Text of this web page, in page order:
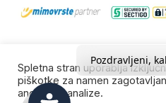
Blagovne znamke so last njihovih
Spletna stran uporablja
piškotke za namen
anonimne analize.
Pozdravljeni,